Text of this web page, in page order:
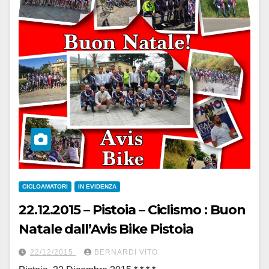
CICLOAMATORI IN EVIDENZA
22.12.2015 – Pistoia – Ciclismo : Buon
Natale dall’Avis Bike Pistoia
22/12/2015 BERNARDI VITO